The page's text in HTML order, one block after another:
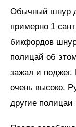
Обычный шнур
примерно 1
бикфордов
полицай об
зажал и поджег.
очень высоко.
другие